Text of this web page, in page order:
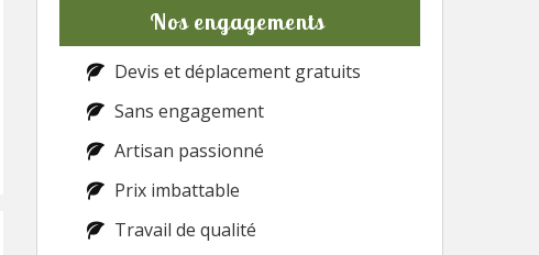
Nos engagements
Devis et déplacement gratuits
Sans engagement
Artisan passionné
Prix imbattable
Travail de qualité